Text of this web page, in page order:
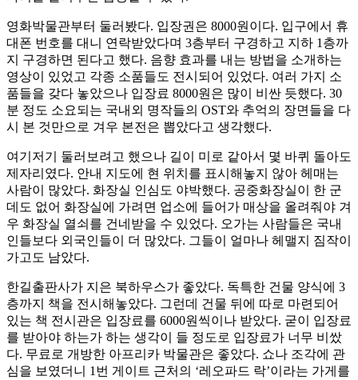
영화박물관부터 둘러봤다. 입장권은 8000원이다. 입구에서 휴
대폰 번호를 대니 연락받았다며 3층부터 구경하고 지하 1층까
지 구경하면 된다고 했다. 음향 효과를 내는 방법을 소개하는
영상이 있었고 각종 소품들도 전시되어 있었다. 여러 가지 소
품들을 갖다 놓았으나 입장료 8000원은 많이 비싼 듯했다. 30
분 정도 소요되는 국내외 명작들의 OST와 추억의 장면들을 다
시 본 것만으로 겨우 본전은 뽑았다고 생각했다.
여기저기 둘러보려고 했으나 길이 미로 같아서 몇 바퀴 돌아도
제자리였다. 안내 지도에 현 위치를 표시해놓지 않아 헤매는
사람이 많았다. 화장실 인심도 야박했다. 공중화장실이 한 군
데도 없어 화장실에 가려면 업소에 들어가 매상을 올려줘야 겨
우 화장실 열쇠를 건네받을 수 있었다. 오가는 사람들은 국내
인들보다 외국인들이 더 많았다. 그들이 얼마나 헤맬지 짐작이
가고도 남았다.
한길출판사가 지은 북하우스가 좋았다. 독특한 건물 양식에 3
층까지 책을 전시해놓았다. 그런데 건물 뒤에 따로 마련되어
있는 책 전시관은 입장료를 6000원씩이나 받았다. 굳이 입장료
를 받아야 하는가 하는 생각이 들 정도로 입장료가 너무 비쌌
다. 무료로 개방한 아프리카 박물관은 좋았다. 쇼나 조각에 관
심을 보였더니 1번 게이트 근처의 ‘레오파드 락’이라는 가게를